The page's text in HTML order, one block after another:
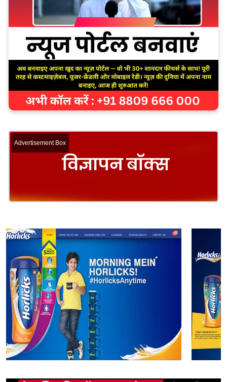
Advertisement Box